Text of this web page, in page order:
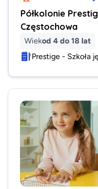
Półkolonie
Częstochowa
Wiekod 4 do 18 lat
Prestige - Szkoła